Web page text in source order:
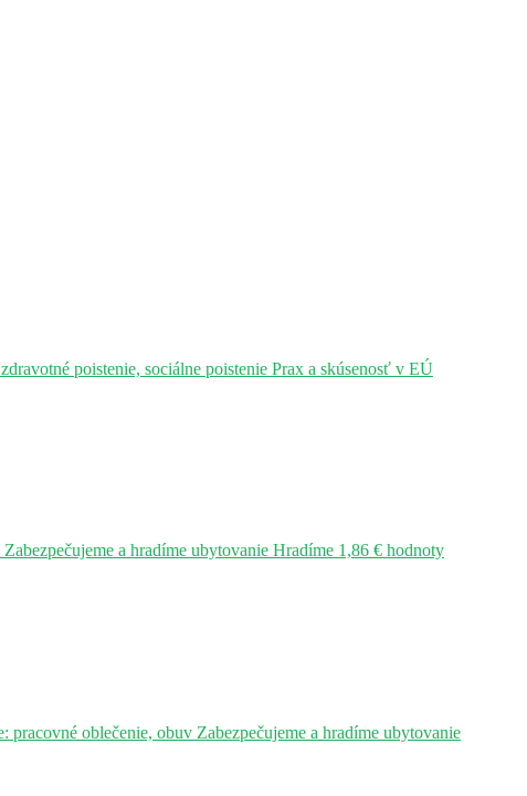
poistenie, sociálne poistenie Prax a skúsenosť v EÚ
a hradíme ubytovanie Hradíme 1,86 € hodnoty
oblečenie, obuv Zabezpečujeme a hradíme ubytovanie